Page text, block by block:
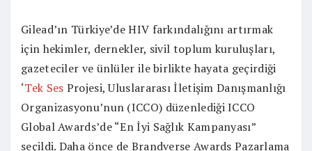
Gilead’ın Türkiye’de HIV farkındalığını artırmak
için hekimler, dernekler, sivil toplum kuruluşları,
gazeteciler ve ünlüler ile birlikte hayata geçirdiği
‘Tek Ses Projesi, Uluslararası İletişim Danışmanlığı
Organizasyonu’nun (ICCO) düzenlediği ICCO
Global Awards’de “En İyi Sağlık Kampanyası”
seçildi. Daha önce de Brandverse Awards Pazarlama